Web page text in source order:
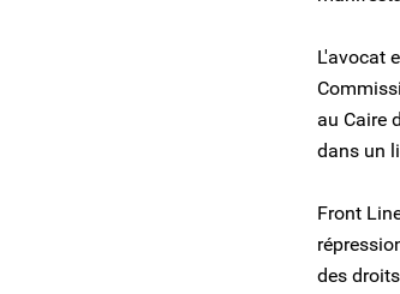
L'avocat
au Caire
dans un
Front
des